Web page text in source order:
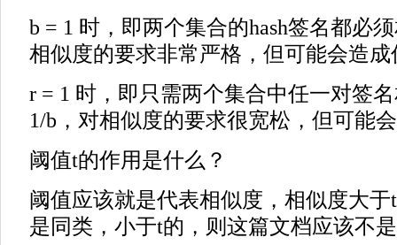
b = 1 时，即两个集合的hash签名都必
相似度的要求非常严格，但可能会造
r = 1 时，即只需两个集合中任一对签
1/b，对相似度的要求很宽松，但可能
阈值t的作用是什么？
阈值应该就是代表相似度，相似度大
是同类，小于t的，则这篇文档应该不